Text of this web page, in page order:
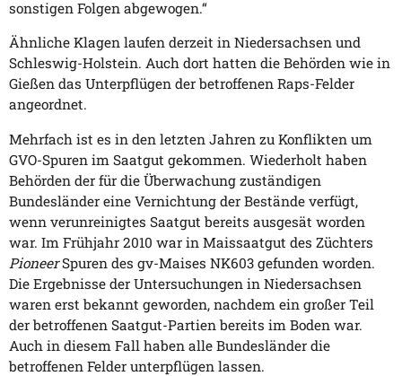
sonstigen Folgen abgewogen.“
Ähnliche Klagen laufen derzeit in Niedersachsen und
Schleswig-Holstein. Auch dort hatten die Behörden wie in
Gießen das Unterpflügen der betroffenen Raps-Felder
angeordnet.
Mehrfach ist es in den letzten Jahren zu Konflikten um
GVO-Spuren im Saatgut gekommen. Wiederholt haben
Behörden der für die Überwachung zuständigen
Bundesländer eine Vernichtung der Bestände verfügt,
wenn verunreinigtes Saatgut bereits ausgesät worden
war. Im Frühjahr 2010 war in Maissaatgut des Züchters
PioneerSpuren des gv-Maises NK603 gefunden worden.
Die Ergebnisse der Untersuchungen in Niedersachsen
waren erst bekannt geworden, nachdem ein großer Teil
der betroffenen Saatgut-Partien bereits im Boden war.
Auch in diesem Fall haben alle Bundesländer die
betroffenen Felder unterpflügen lassen.